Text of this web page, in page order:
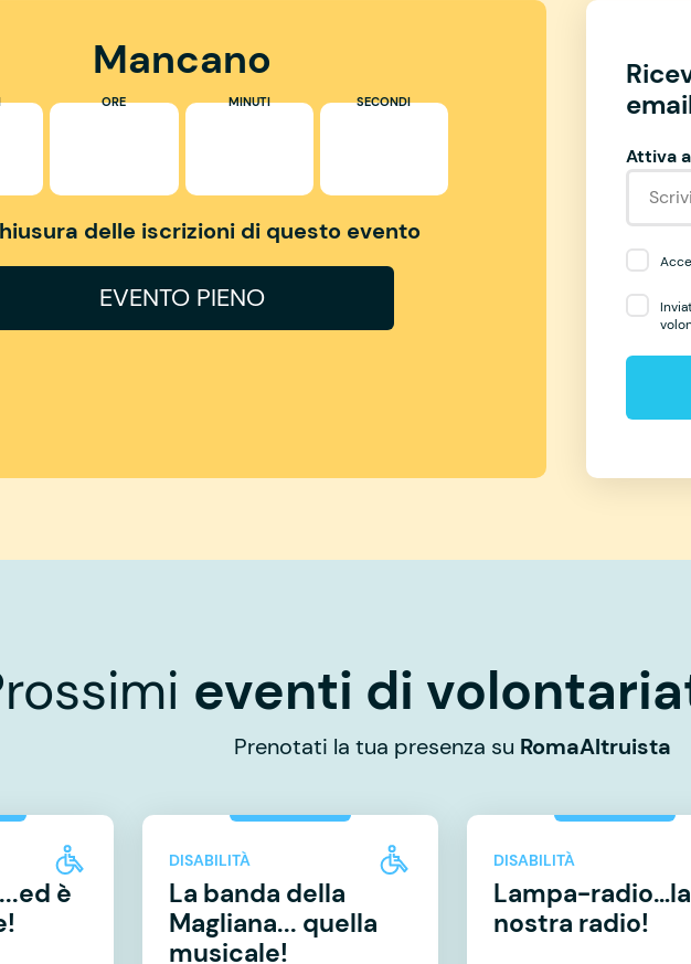
Mancano
ORE MINUTI SECONDI
delle iscrizioni di questo evento
EVENTO PIENO
Attiva
eventi di
Prenotati la tua presenza su RomaAltruista
è
DISABILITÀ
La banda della
Magliana... quella
musicale!
DISABILITÀ
Lampa-radio…la
nostra radio!